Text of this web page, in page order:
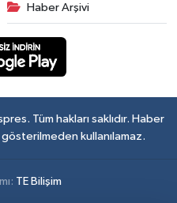
Haber Arşivi
Tüm hakları saklıdır. Haber
kullanılamaz.
TE Bilişim